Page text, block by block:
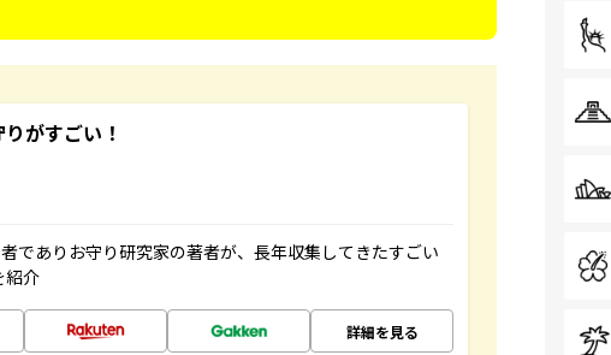
がすごい！
でありお守り研究家の著者が、長年収集してきたすごい
紹介
詳細を見る